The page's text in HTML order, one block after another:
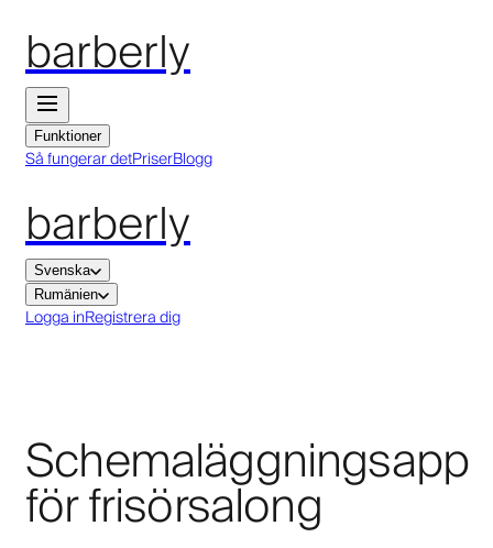
barberly
Funktioner
Så fungerar detPriserBlogg
barberly
Svenska
Rumänien
Logga inRegistrera dig
Schemaläggningsapp
för frisörsalong